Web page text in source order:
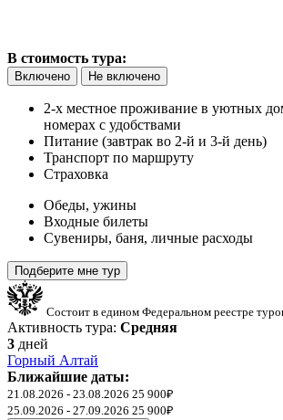
В стоимость тура:
Включено Не включено
2-х местное проживание в уютных
номерах с удобствами
Питание (завтрак во 2-й и 3-й день)
Транспорт по маршруту
Страховка
Обеды, ужины
Входные билеты
Сувениры, баня, личные расходы
Подберите мне тур
Состоит в едином Федеральном реестре
Активность тура: Средняя
3 дней
Горный Алтай
Ближайшие даты:
21.08.2026 - 23.08.2026 25 900₽
25.09.2026 - 27.09.2026 25 900₽